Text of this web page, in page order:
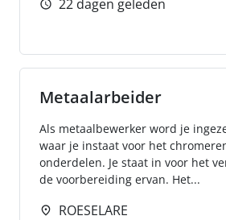
22 dagen geleden
Metaalarbeider
Als metaalbewerker word je
waar je instaat voor het
onderdelen. Je staat in voor het
de voorbereiding ervan. Het...
ROESELARE